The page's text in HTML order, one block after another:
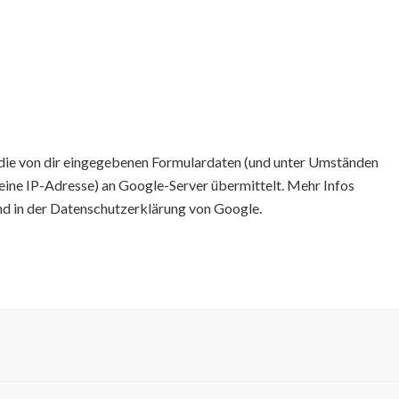
von dir eingegebenen Formulardaten (und unter Umständen
IP-Adresse) an Google-Server übermittelt. Mehr Infos
in der Datenschutzerklärung von Google.